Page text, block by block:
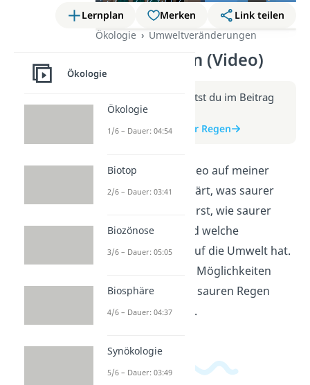
Lernplan Merken
Link teilen
Ökologie
Umweltveränderungen
Saurer Regen (Video)
Weitere Infos erhältst du im Beitrag
zum Video
zum Beitrag: Saurer Regen
In diesem Erklärvideo auf meiner
Plattform wird erklärt, was saurer
Regen ist. Du erfährst, wie saurer
Regen entsteht und welche
Auswirkungen er auf die Umwelt hat.
Außerdem werden Möglichkeiten
aufgezeigt, wie wir sauren Regen
vermeiden können.
Ökologie
Ökologie
1/6 – Dauer: 04:54
Biotop
2/6 – Dauer: 03:41
Biozönose
3/6 – Dauer: 05:05
Biosphäre
4/6 – Dauer: 04:37
Synökologie
5/6 – Dauer: 03:49